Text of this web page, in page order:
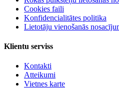
Cookies faili
Konfidencialitātes politika
Lietotāju vienošanās
Klientu serviss
Kontakti
Atteikumi
Vietnes karte